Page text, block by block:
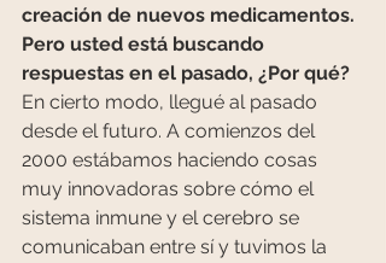
creación de nuevos medicamentos.
Pero usted está buscando
respuestas en el pasado, ¿Por qué?
En cierto modo, llegué al pasado
desde el futuro. A comienzos del
2000 estábamos haciendo cosas
muy innovadoras sobre cómo el
sistema inmune y el cerebro se
comunicaban entre sí y tuvimos la